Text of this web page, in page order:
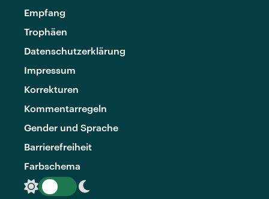
Empfang
Trophäen
Datenschutzerklärung
Impressum
Korrekturen
Kommentarregeln
Gender und Sprache
Barrierefreiheit
Farbschema